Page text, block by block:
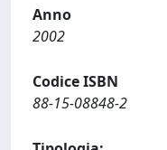
Anno
2002
Codice ISBN
88-15-08848-2